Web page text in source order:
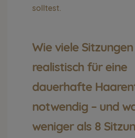
solltest.
Wie viele
realistisch für eine
dauerhafte
notwendig – und
weniger als 8